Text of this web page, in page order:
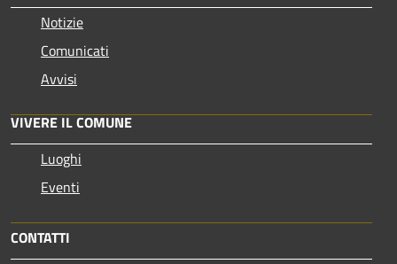
Notizie
Comunicati
Avvisi
VIVERE IL COMUNE
Luoghi
Eventi
CONTATTI